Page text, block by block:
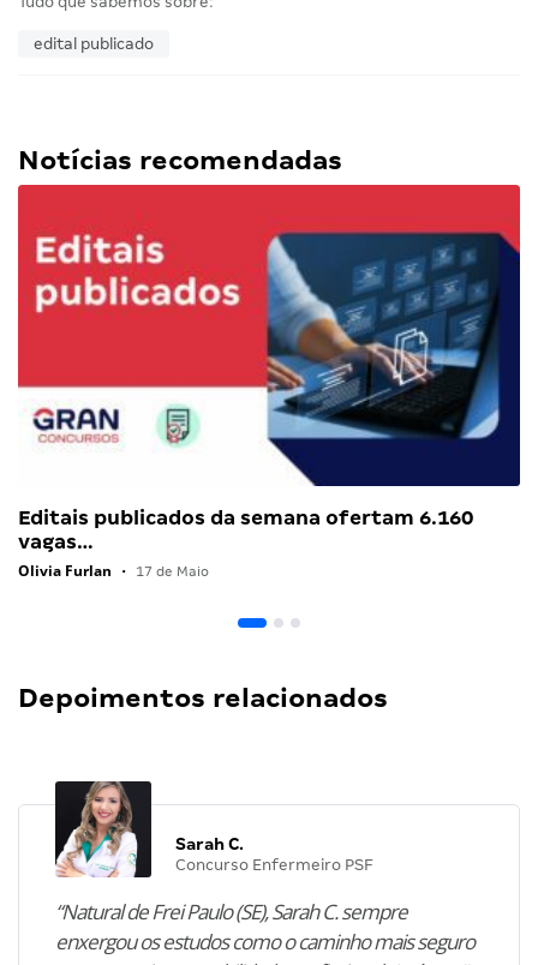
edital publicado
Notícias recomendadas
Editais publicados da semana ofertam 6.160
vagas…
Olivia Furlan • 17 de Maio
Depoimentos relacionados
Sarah C.
Concurso Enfermeiro PSF
“Natural de Frei Paulo (SE), Sarah C. sempre
enxergou os estudos como o caminho mais seguro